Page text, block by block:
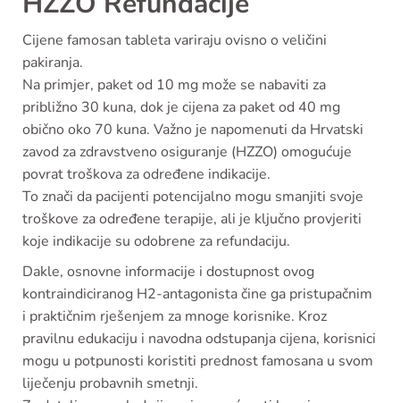
Cijene famosan tableta variraju ovisno o veličini
pakiranja.
Na primjer, paket od 10 mg može se nabaviti za
približno 30 kuna, dok je cijena za paket od 40 mg
obično oko 70 kuna. Važno je napomenuti da Hrvatski
zavod za zdravstveno osiguranje (HZZO) omogućuje
povrat troškova za određene indikacije.
To znači da pacijenti potencijalno mogu smanjiti svoje
troškove za određene terapije, ali je ključno provjeriti
koje indikacije su odobrene za refundaciju.
Dakle, osnovne informacije i dostupnost ovog
kontraindiciranog H2-antagonista čine ga pristupačnim
i praktičnim rješenjem za mnoge korisnike. Kroz
pravilnu edukaciju i navodna odstupanja cijena, korisnici
mogu u potpunosti koristiti prednost famosana u svom
liječenju probavnih smetnji.